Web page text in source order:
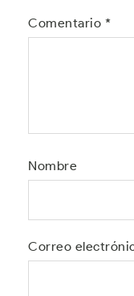
Comentario *
Nombre
Correo